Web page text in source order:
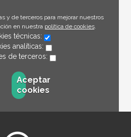
y de terceros para mejorar nuestros
en nuestra política de cookies.
técnicas:
analíticas:
de terceros:
Aceptar
cookies